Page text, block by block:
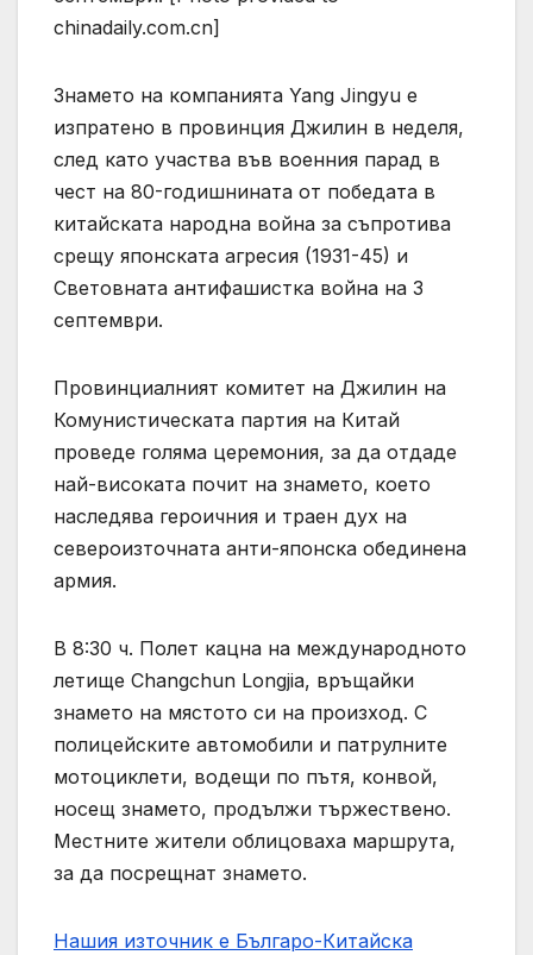
chinadaily.com.cn]
Знамето на компанията Yang Jingyu е
изпратено в провинция Джилин в неделя,
след като участва във военния парад в
чест на 80-годишнината от победата в
китайската народна война за съпротива
срещу японската агресия (1931-45) и
Световната антифашистка война на 3
септември.
Провинциалният комитет на Джилин на
Комунистическата партия на Китай
проведе голяма церемония, за да отдаде
най-високата почит на знамето, което
наследява героичния и траен дух на
североизточната анти-японска обединена
армия.
В 8:30 ч. Полет кацна на международното
летище Changchun Longjia, връщайки
знамето на мястото си на произход. С
полицейските автомобили и патрулните
мотоциклети, водещи по пътя, конвой,
носещ знамето, продължи тържествено.
Местните жители облицоваха маршрута,
за да посрещнат знамето.
Нашия източник е Българо-Китайска